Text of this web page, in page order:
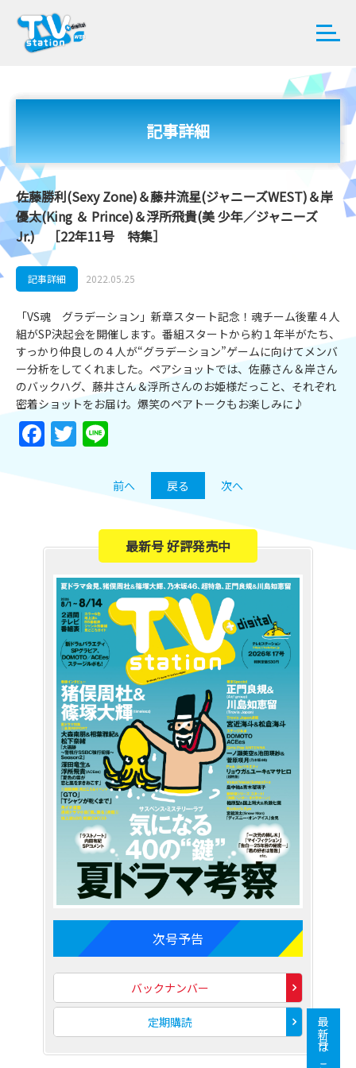
記事詳細
佐藤勝利(Sexy Zone)＆藤井流星(ジャニーズWEST)＆岸
優太(King ＆ Prince)＆浮所飛貴(美 少年／ジャニーズ
Jr.) ［22年11号 特集］
記事詳細 2022.05.25
「VS魂 グラデーション」新章スタート記念！魂チーム後輩４人
組がSP決起会を開催します。番組スタートから約１年半がたち、
すっかり仲良しの４人が“グラデーション”ゲームに向けてメンバ
ー分析をしてくれました。ペアショットでは、佐藤さん＆岸さん
のバックハグ、藤井さん＆浮所さんのお姫様だっこと、それぞれ
密着ショットをお届け。爆笑のペアトークもお楽しみに♪
Facebook
Twitter
前へ 戻る 次へ
最新号 好評発売中
次号予告
バックナンバー
定期購読